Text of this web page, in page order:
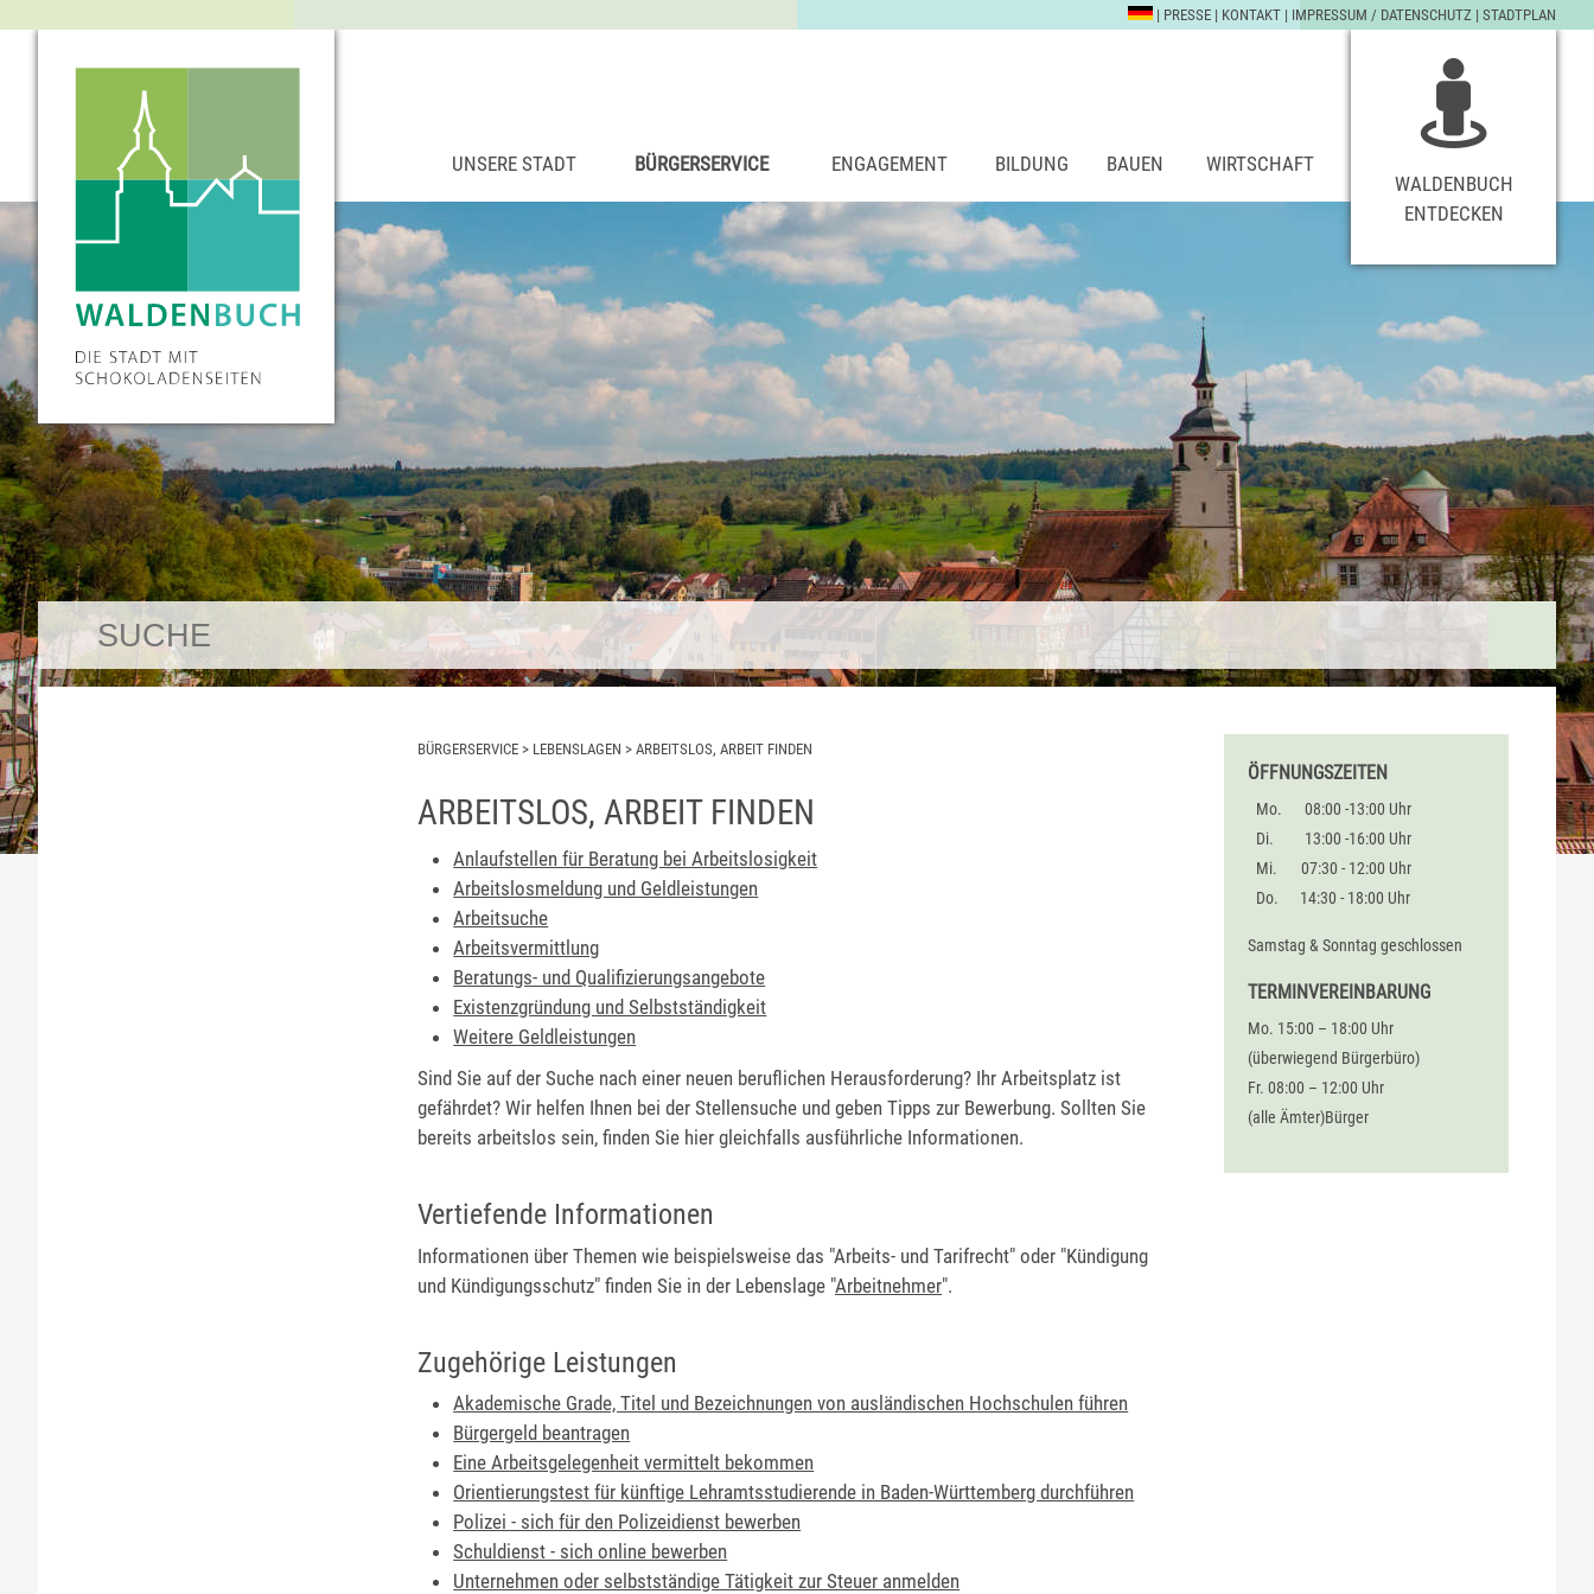
| PRESSE | KONTAKT | IMPRESSUM / DATENSCHUTZ | STADTPLAN
UNSERE STADT BÜRGERSERVICE ENGAGEMENT BILDUNG BAUEN
WIRTSCHAFT
WALDENBUCH
ENTDECKEN
BÜRGERSERVICE > LEBENSLAGEN > ARBEITSLOS, ARBEIT FINDEN
ARBEITSLOS, ARBEIT FINDEN
Anlaufstellen für Beratung bei Arbeitslosigkeit
Arbeitslosmeldung und Geldleistungen
Arbeitsuche
Arbeitsvermittlung
Beratungs- und Qualifizierungsangebote
Existenzgründung und Selbstständigkeit
Weitere Geldleistungen
Sind Sie auf der Suche nach einer neuen beruflichen Herausforderung? Ihr Arbeitsplatz ist
gefährdet? Wir helfen Ihnen bei der Stellensuche und geben Tipps zur Bewerbung. Sollten Sie
bereits arbeitslos sein, finden Sie hier gleichfalls ausführliche Informationen.
Vertiefende Informationen
Informationen über Themen wie beispielsweise das "Arbeits- und Tarifrecht" oder "Kündigung
und Kündigungsschutz" finden Sie in der Lebenslage "Arbeitnehmer".
Zugehörige Leistungen
Akademische Grade, Titel und Bezeichnungen von ausländischen Hochschulen führen
Bürgergeld beantragen
Eine Arbeitsgelegenheit vermittelt bekommen
Orientierungstest für künftige Lehramtsstudierende in Baden-Württemberg durchführen
Polizei - sich für den Polizeidienst bewerben
Schuldienst - sich online bewerben
Unternehmen oder selbstständige Tätigkeit zur Steuer anmelden
ÖFFNUNGSZEITEN
Mo.
08:00 -13:00 Uhr
Di.
13:00 -16:00 Uhr
Mi.
07:30 - 12:00 Uhr
Do.
14:30 - 18:00 Uhr
Samstag & Sonntag geschlossen
TERMINVEREINBARUNG
Mo. 15:00 – 18:00 Uhr
(überwiegend Bürgerbüro)
Fr. 08:00 – 12:00 Uhr
(alle Ämter)Bürger